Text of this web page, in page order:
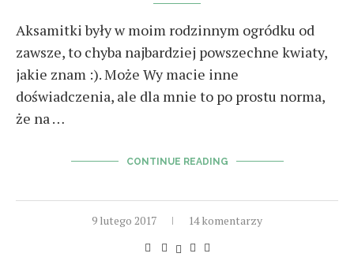
Aksamitki były w moim rodzinnym ogródku od
zawsze, to chyba najbardziej powszechne kwiaty,
jakie znam :). Może Wy macie inne
doświadczenia, ale dla mnie to po prostu norma,
że na …
CONTINUE READING
9 lutego 2017 14 komentarzy